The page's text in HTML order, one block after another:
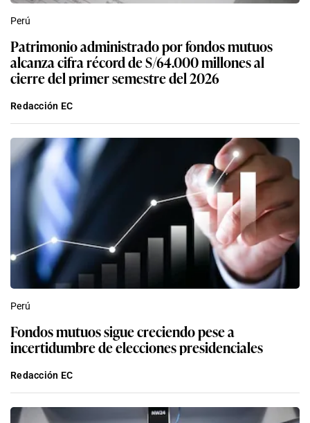
Perú
Patrimonio administrado por fondos mutuos
alcanza cifra récord de S/64.000 millones al
cierre del primer semestre del 2026
Redacción EC
Perú
Fondos mutuos sigue creciendo pese a
incertidumbre de elecciones presidenciales
Redacción EC